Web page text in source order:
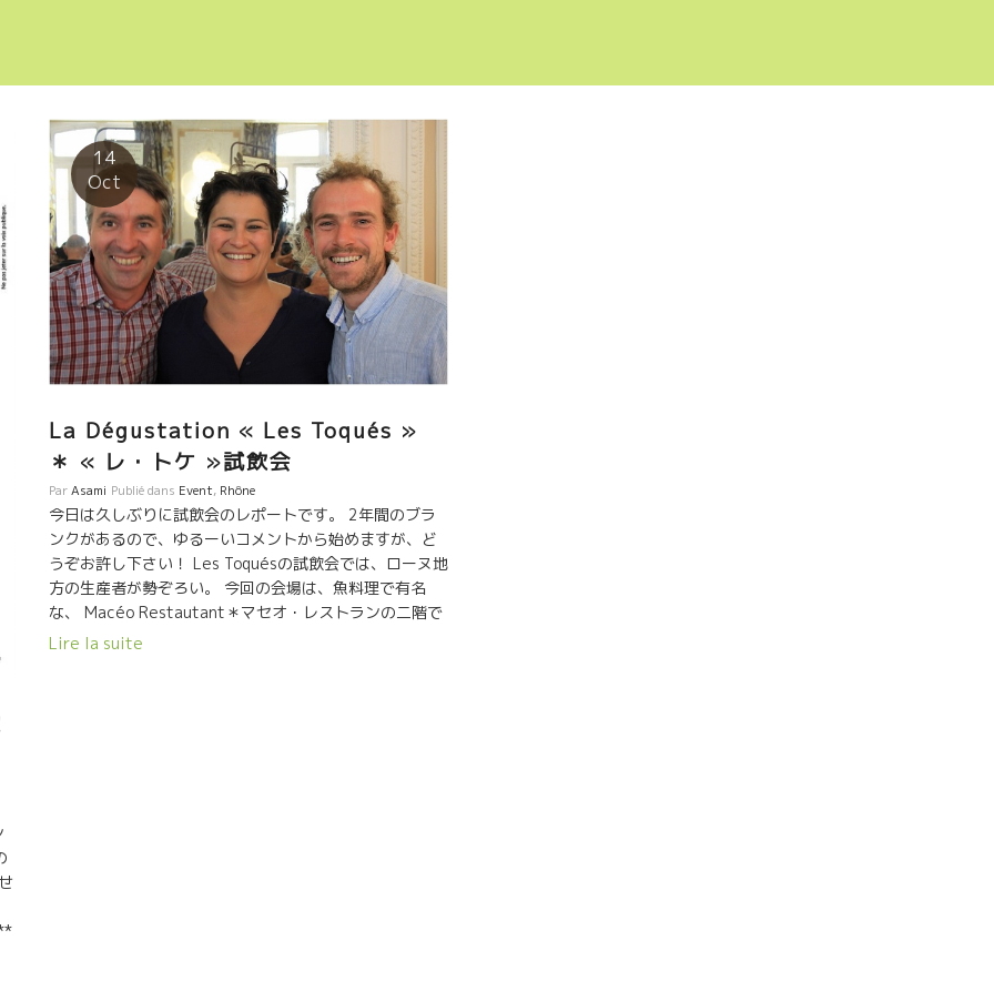
14
Oct
La Dégustation « Les Toqués »
＊ « レ・トケ »試飲会
ParAsami Publié dans Event, Rhône
今日は久しぶりに試飲会のレポートです。 2年間のブラ
ンクがあるので、ゆるーいコメントから始めますが、ど
うぞお許し下さい！ Les Toquésの試飲会では、ローヌ地
方の生産者が勢ぞろい。 今回の会場は、魚料理で有名
な、 Macéo Restautant＊マセオ・レストランの二階で
行われました。 古くから建っているこのレストランは、
Lire la suite